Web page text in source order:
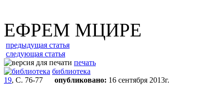
ЕФРЕМ МЦИРЕ
предыдущая статья
следующая статья
печать
библиотека
19, С. 76-77 опубликовано: 16 сентября 2013г.